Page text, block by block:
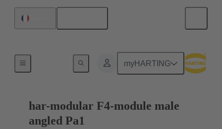
myHARTING
Raccordement carte mère à carte fille
har-modular F4-module male
angled Pa1